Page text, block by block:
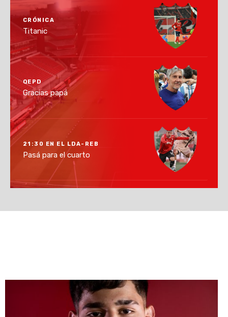
CRÓNICA
Titanic
QEPD
Gracias papá
21:30 EN EL LDA-REB
Pasá para el cuarto